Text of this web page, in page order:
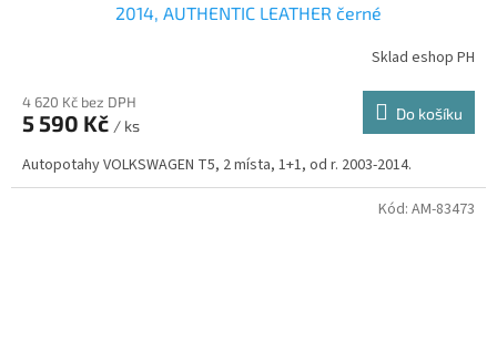
2014, AUTHENTIC LEATHER černé
Sklad eshop PH
4 620 Kč bez DPH
5 590 Kč / ks
Do košíku
Autopotahy VOLKSWAGEN T5, 2 místa, 1+1, od r. 2003-2014.
Kód: AM-83473